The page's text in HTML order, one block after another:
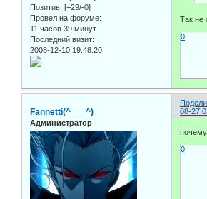
Позитив: [+29/-0]
Провел на форуме:
11 часов 39 минут
Последний визит:
2008-12-10 19:48:20
Так не
0
08-27
Fannetti(^___^)
Администратор
0